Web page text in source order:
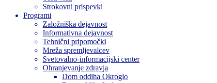
Strokovni prispevki
Programi
Založniška dejavnost
Informativna dejavnost
Tehnični pripomočki
Mreža spremljevalcev
Svetovalno-informacijski center
Ohranjevanje zdravja
Dom oddiha Okroglo